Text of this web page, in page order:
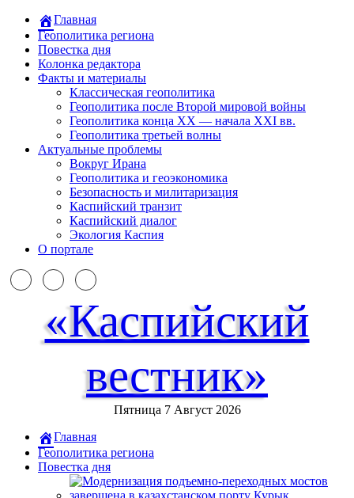
Главная
Геополитика региона
Повестка дня
Колонка редактора
Факты и материалы
Классическая геополитика
Геополитика после Второй мировой войны
Геополитика конца XX — начала XXI вв.
Геополитика третьей волны
Актуальные проблемы
Вокруг Ирана
Геополитика и геоэкономика
Безопасность и милитаризация
Каспийский транзит
Каспийский диалог
Экология Каспия
О портале
«Каспийский
вестник»
Пятница 7 Август 2026
Главная
Геополитика региона
Повестка дня